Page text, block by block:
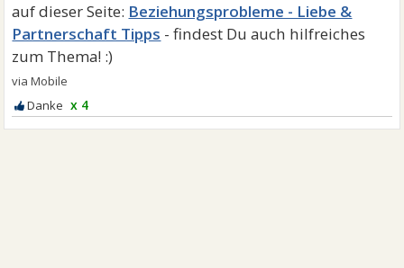
Beziehungsprobleme - Liebe &
Partnerschaft Tipps
x 4